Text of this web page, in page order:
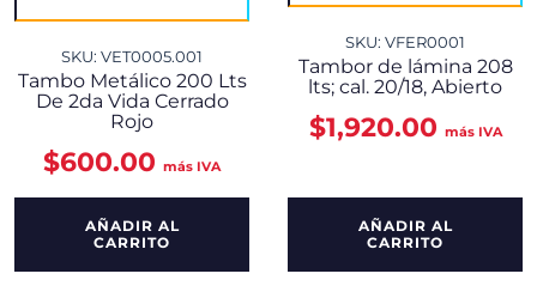
SKU: VET0005.001
Tambo Metálico 200 Lts
De 2da Vida Cerrado
Rojo
$600.00 más IVA
AÑADIR AL
CARRITO
SKU: VFER0001
Tambor de lámina 208
lts; cal. 20/18, Abierto
$1,920.00 más IVA
AÑADIR AL
CARRITO